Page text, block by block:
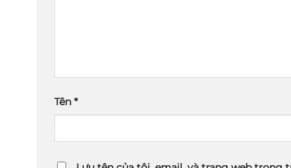
Tên *